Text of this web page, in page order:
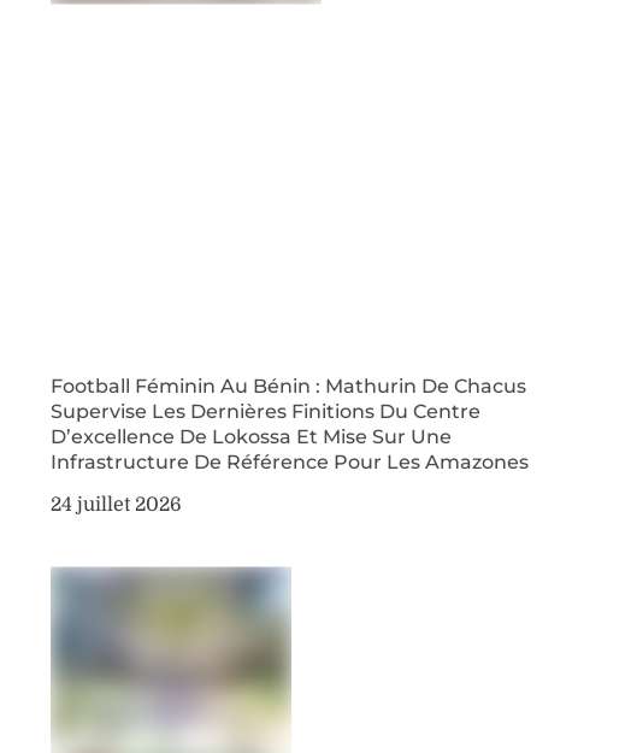
Football Féminin Au Bénin : Mathurin De Chacus
Supervise Les Dernières Finitions Du Centre
D’excellence De Lokossa Et Mise Sur Une
Infrastructure De Référence Pour Les Amazones
24 juillet 2026